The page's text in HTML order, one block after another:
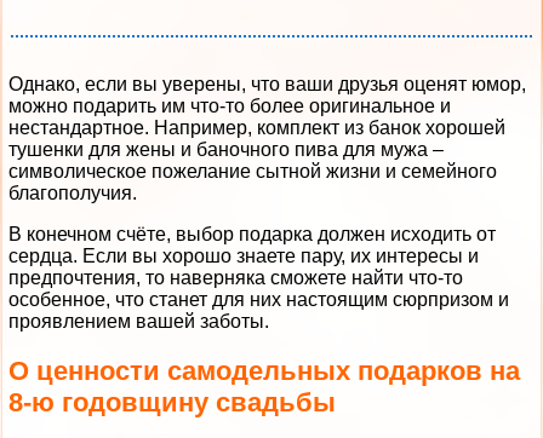
Однако, если вы уверены, что ваши друзья оценят юмор,
можно подарить им что-то более оригинальное и
нестандартное. Например, комплект из банок хорошей
тушенки для жены и баночного пива для мужа –
символическое пожелание сытной жизни и семейного
благополучия.
В конечном счёте, выбор подарка должен исходить от
сердца. Если вы хорошо знаете пару, их интересы и
предпочтения, то наверняка сможете найти что-то
особенное, что станет для них настоящим сюрпризом и
проявлением вашей заботы.
О ценности самодельных подарков на
8-ю годовщину свадьбы